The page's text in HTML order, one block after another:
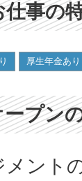
仕事の
厚生年金あり
ープン
メント